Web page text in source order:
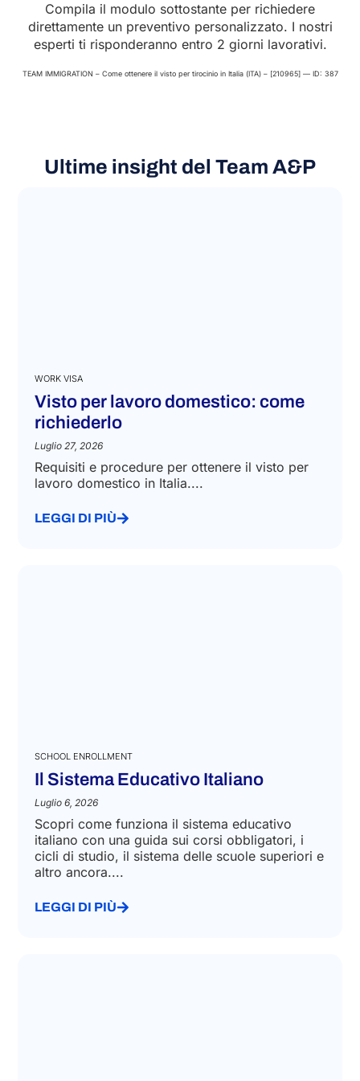
Compila il modulo sottostante per richiedere
direttamente un preventivo personalizzato. I nostri
esperti ti risponderanno entro 2 giorni lavorativi.
TEAM IMMIGRATION – Come ottenere il visto per tirocinio in Italia (ITA) – [210965] — ID: 387
Ultime insight del Team A&P
WORK VISA
Visto per lavoro domestico: come
richiederlo
Luglio 27, 2026
Requisiti e procedure per ottenere il visto per
lavoro domestico in Italia....
LEGGI DI PIÙ
SCHOOL ENROLLMENT
Il Sistema Educativo Italiano
Luglio 6, 2026
Scopri come funziona il sistema educativo
italiano con una guida sui corsi obbligatori, i
cicli di studio, il sistema delle scuole superiori e
altro ancora....
LEGGI DI PIÙ